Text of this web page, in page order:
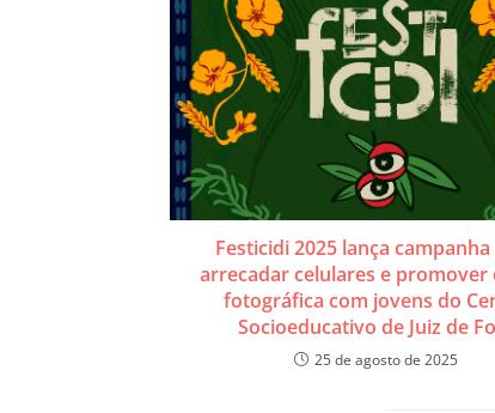
Festicidi 2025 lança
arrecadar celulares e promover
fotográfica com jovens do
Socioeducativo de Juiz de
25 de agosto de 2025